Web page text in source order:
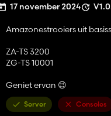
17 november 2024
Amazonestrooiers uit
ZA-TS 3200
ZG-TS 10001
Geniet ervan 😉
Server Consoles